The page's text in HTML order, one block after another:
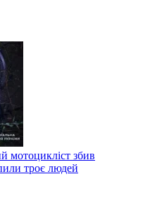
мотоцикліст збив
троє людей